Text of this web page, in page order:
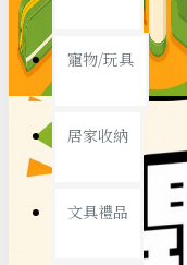
春節/新年
寵物/玩具
居家收納
文具禮品